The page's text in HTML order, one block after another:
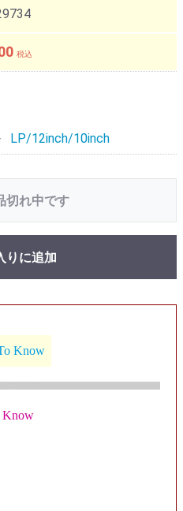
税込
LP/12inch/10inch
切れ中です
りに追加
Know
Know